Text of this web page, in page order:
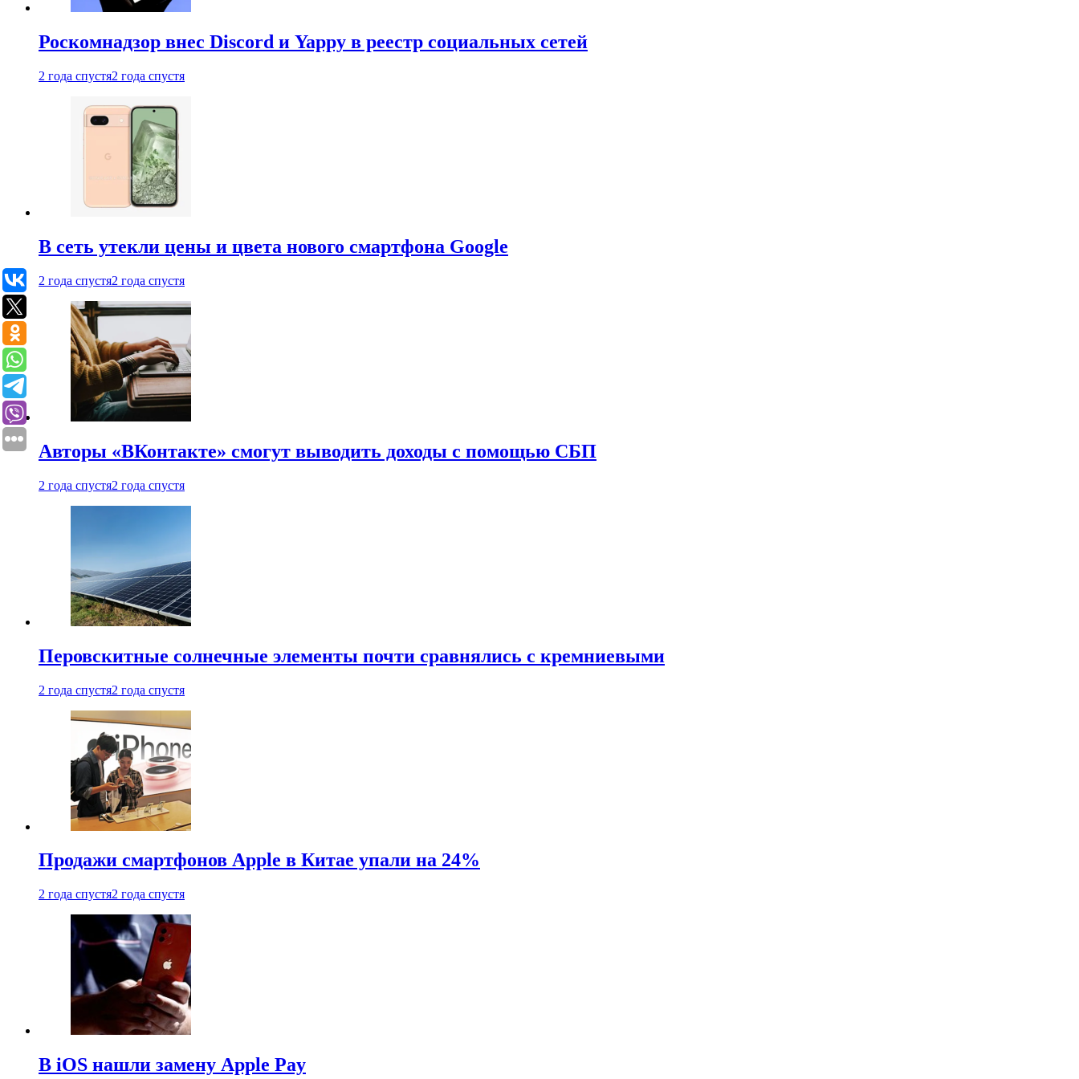
Роскомнадзор внес Discord и Yappy в реестр социальных сетей
2 года спустя2 года спустя
В сеть утекли цены и цвета нового смартфона Google
2 года спустя2 года спустя
Авторы «ВКонтакте» смогут выводить доходы с помощью СБП
2 года спустя2 года спустя
Перовскитные солнечные элементы почти сравнялись с кремниевыми
2 года спустя2 года спустя
Продажи смартфонов Apple в Китае упали на 24%
2 года спустя2 года спустя
В iOS нашли замену Apple Pay